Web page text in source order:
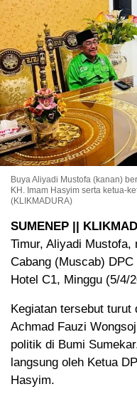
Buya Aliyadi Mustofa (kanan)
KH. Imam Hasyim serta ketua-
(KLIKMADURA)
SUMENEP ||
Timur, Aliyadi Mustofa,
Cabang (Muscab)
Hotel C1, Minggu (5/4/
Kegiatan tersebut turut
Achmad Fauzi
politik di Bumi
langsung oleh Ketua
Hasyim.